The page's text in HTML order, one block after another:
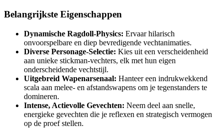
Belangrijkste Eigenschappen
Dynamische Ragdoll-Physics: Ervaar hilarisch
onvoorspelbare en diep bevredigende vechtanimaties.
Diverse Personage-Selectie: Kies uit een verscheidenheid
aan unieke stickman-vechters, elk met hun eigen
onderscheidende vechtstijl.
Uitgebreid Wapenarsenaal: Hanteer een indrukwekkend
scala aan melee- en afstandswapens om je tegenstanders te
domineren.
Intense, Actievolle Gevechten: Neem deel aan snelle,
energieke gevechten die je reflexen en strategisch vermogen
op de proef stellen.